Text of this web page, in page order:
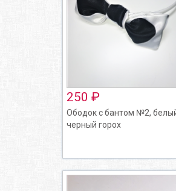
250 ₽
Ободок с бантом №2,
черный горох